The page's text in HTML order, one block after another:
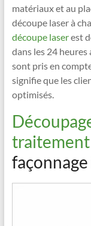
matériaux et au
découpe laser à
découpe laserest
dans les 24 heures
sont pris en
signifie que les
optimisés.
traitement